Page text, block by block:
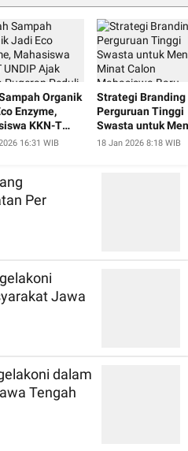
Organik
Enzyme,
KKN-T
Ajak Warga
16:31 WIB
Strategi Branding
Perguruan Tinggi
Swasta untuk
Minat Calon
18 Jan 2026 8:18 WIB
Per
Jawa
dalam
Tengah